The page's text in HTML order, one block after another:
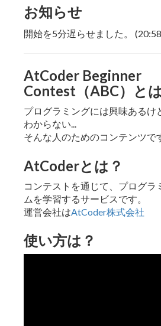
お知らせ
開始を5分遅らせました。
AtCoder Beginner
Contest（ABC）と
プログラミングには興味あるけ
わからない...
そんな人のためのコンテンツで
AtCoderとは？
コンテストを通じて、プログラ
ムを学習するサービスです。
運営会社はAtCoder株式会社
使い方は？